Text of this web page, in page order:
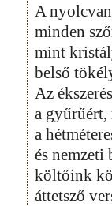
A
minden
mint
belső
Az
a
a
és nemzeti
költőink
áttetsző